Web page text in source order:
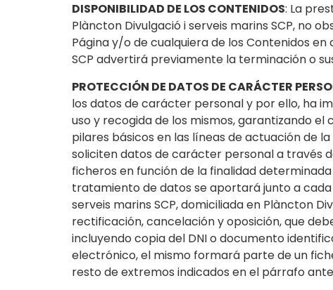
DISPONIBILIDAD DE LOS CONTENIDOS: La
Plàncton Divulgació i serveis marins SCP, no
Página y/o de cualquiera de los Contenidos
SCP advertirá previamente la terminación o
PROTECCIÓN DE DATOS DE CARÁCTER
los datos de carácter personal y por ello, ha
uso y recogida de los mismos, garantizando
pilares básicos en las líneas de actuación de
soliciten datos de carácter personal a través
ficheros en función de la finalidad
tratamiento de datos se aportará junto a
serveis marins SCP, domiciliada en Plàncton
rectificación, cancelación y oposición, que
incluyendo copia del DNI o documento
electrónico, el mismo formará parte de un
resto de extremos indicados en el párrafo